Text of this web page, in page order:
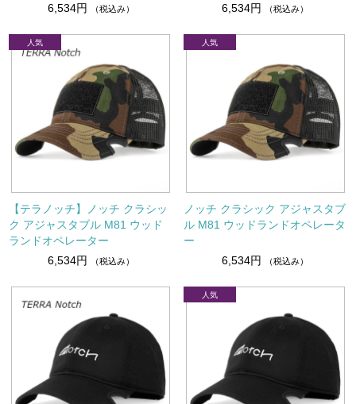
6,534円 （税込み） 6,534円 （税込み）
【テラノッチ】ノッチ クラシッ
ク アジャスタブル M81 ウッド
ランドオペレーター
6,534円
（税込み）
ノッチ クラシック アジャスタブ
ル M81 ウッドランドオペレータ
ー
6,534円
（税込み）